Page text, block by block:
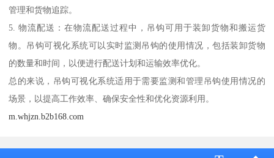
管理和货物追踪。
5. 物流配送：在物流配送过程中，吊钩可用于装卸货物和搬运货
物。吊钩可视化系统可以实时监测吊钩的使用情况，包括装卸货物
的数量和时间，以便进行配送计划和运输效率优化。
总的来说，吊钩可视化系统适用于需要监测和管理吊钩使用情况的
场景，以提高工作效率、确保安全性和优化资源利用。
m.whjzn.b2b168.com